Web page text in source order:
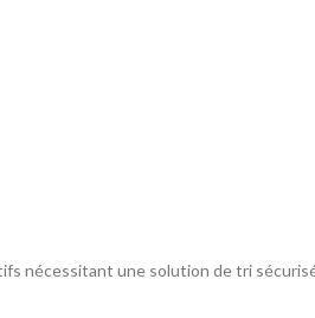
nécessitant une solution de tri